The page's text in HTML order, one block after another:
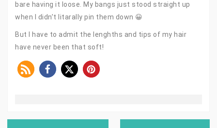
bare having it loose. My bangs just stood straight up
when I didn’t litarally pin them down 😀
But I have to admit the lenghths and tips of my hair
have never been that soft!